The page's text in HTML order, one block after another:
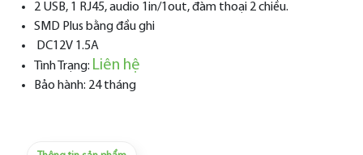
2 USB, 1 RJ45, audio 1in/1out, đàm thoại 2 chiều.
SMD Plus bằng đầu ghi
DC12V 1.5A
Tình Trạng: Liên hệ
Bảo hành: 24 tháng